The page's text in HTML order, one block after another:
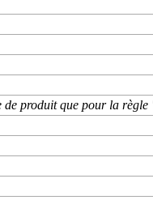
de produit que pour la